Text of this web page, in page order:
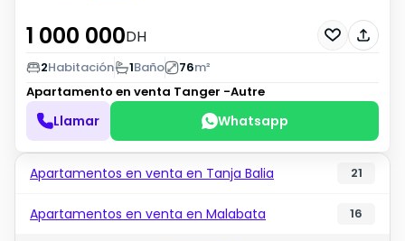
1 000 000DH
2Habitación 1Baño 76m²
Apartamento en venta Tanger -Autre
Llamar Whatsapp
Apartamentos en venta en Tanja Balia 21
Apartamentos en venta en Malabata 16